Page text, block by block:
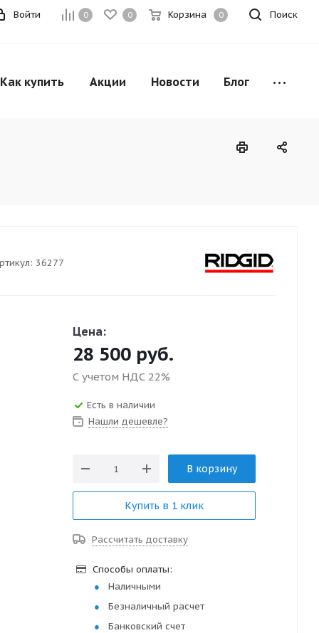
Поиск
0 0 Корзина 0
Войти
Как купить Акции Новости Блог
36277
Цена:
28 500 руб.
С учетом НДС 22%
Есть в наличии
Нашли дешевле?
В корзину
Купить в 1 клик
Рассчитать доставку
Способы оплаты:
Наличными
Безналичный расчет
Банковский счет